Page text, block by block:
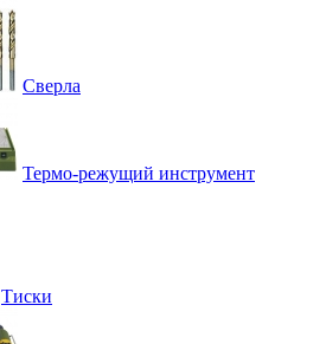
Сверла
Термо-режущий инструмент
Тиски